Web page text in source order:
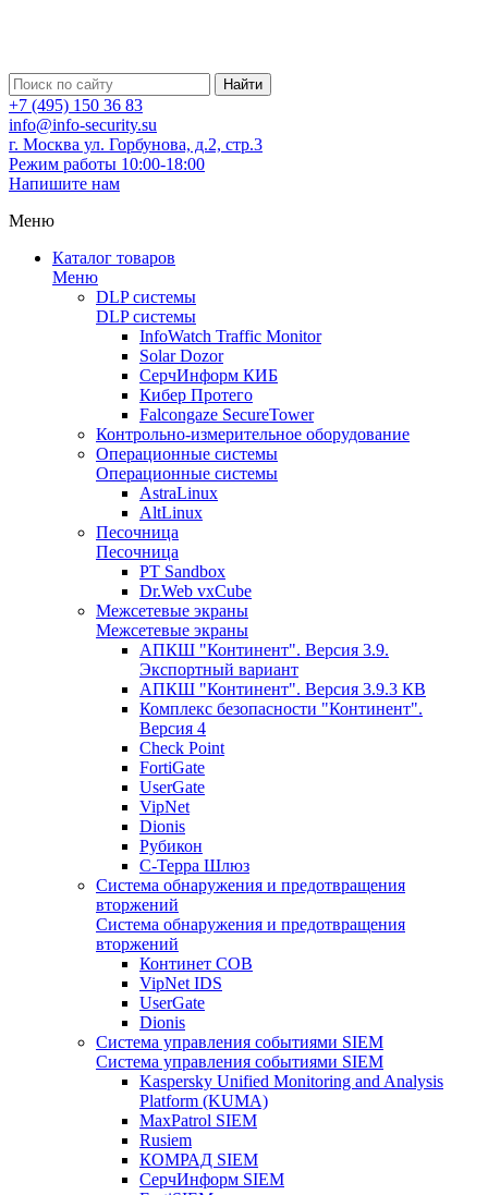
Найти
+7 (495) 150 36 83
info@info-security.su
г. Москва ул. Горбунова, д.2, стр.3
Режим работы 10:00-18:00
Напишите нам
Меню
Каталог товаров
Меню
DLP системы
DLP системы
InfoWatch Traffic Monitor
Solar Dozor
СерчИнформ КИБ
Кибер Протего
Falcongaze SecureTower
Контрольно-измерительное оборудование
Операционные системы
Операционные системы
AstraLinux
AltLinux
Песочница
Песочница
PT Sandbox
Dr.Web vxCube
Межсетевые экраны
Межсетевые экраны
АПКШ "Континент". Версия 3.9.
Экспортный вариант
АПКШ "Континент". Версия 3.9.3 КВ
Комплекс безопасности "Континент".
Версия 4
Check Point
FortiGate
UserGate
VipNet
Dionis
Рубикон
С-Терра Шлюз
Система обнаружения и предотвращения
вторжений
Система обнаружения и предотвращения
вторжений
Континет СОВ
VipNet IDS
UserGate
Dionis
Система управления событиями SIEM
Система управления событиями SIEM
Kaspersky Unified Monitoring and Analysis
Platform (KUMA)
MaxPatrol SIEM
Rusiem
КОМРАД SIEM
СерчИнформ SIEM